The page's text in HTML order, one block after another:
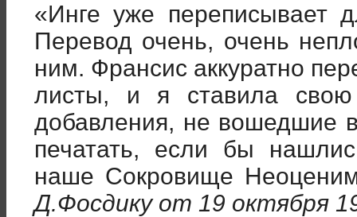
«Инге уже переписывает
Перевод очень, очень
ним. Франсис аккуратно
листы, и я ставила
добавления, не вошедшие
печатать, если бы
наше Сокровище
Д.Фосдику от 19 октября